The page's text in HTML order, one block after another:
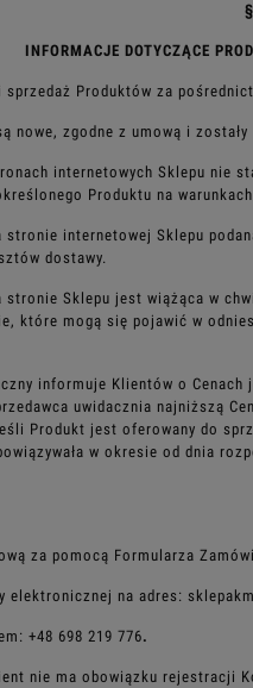
INFORMACJE DOTYCZĄCE
sprzedaż Produktów za
nowe, zgodne z umową i
internetowych Sklepu nie
Produktu na
stronie internetowej Sklepu
dostawy.
stronie Sklepu jest wiążąca w
które mogą się pojawić w
informuje Klientów o Cenach
uwidacznia najniższą
Produkt jest oferowany do
w okresie od dnia
za pomocą Formularza
elektronicznej na adres:
+48 698 219 776.
nie ma obowiązku rejestracji